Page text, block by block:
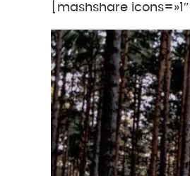
[mashshare icons=»1″]